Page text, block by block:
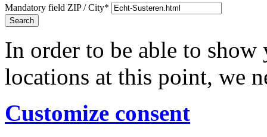
Mandatory field ZIP / City*
Search
In order to be able to
locations at this point, we
Customize consent